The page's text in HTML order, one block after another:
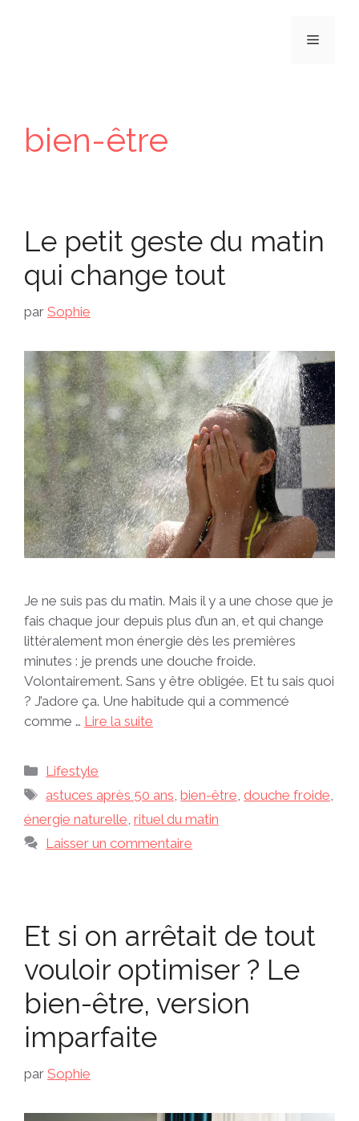
Menu
bien-être
Le petit geste du matin
qui change tout
par Sophie
Je ne suis pas du matin. Mais il y a une chose que je
fais chaque jour depuis plus d’un an, et qui change
littéralement mon énergie dès les premières
minutes : je prends une douche froide.
Volontairement. Sans y être obligée. Et tu sais quoi
? J’adore ça. Une habitude qui a commencé
comme … Lire la suite
Catégories
Lifestyle
Étiquettes
astuces après 50 ans,bien-être,douche froide,
énergie naturelle, rituel du matin
Laisser un commentaire
Et si on arrêtait de tout
vouloir optimiser ? Le
bien-être, version
imparfaite
par Sophie